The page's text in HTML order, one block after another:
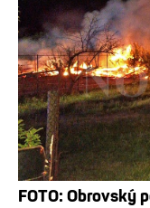
FOTO: Obrovský